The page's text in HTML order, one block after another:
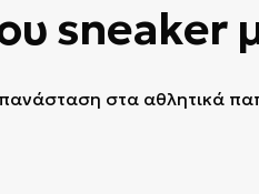
sneaker
στα αθλητικά